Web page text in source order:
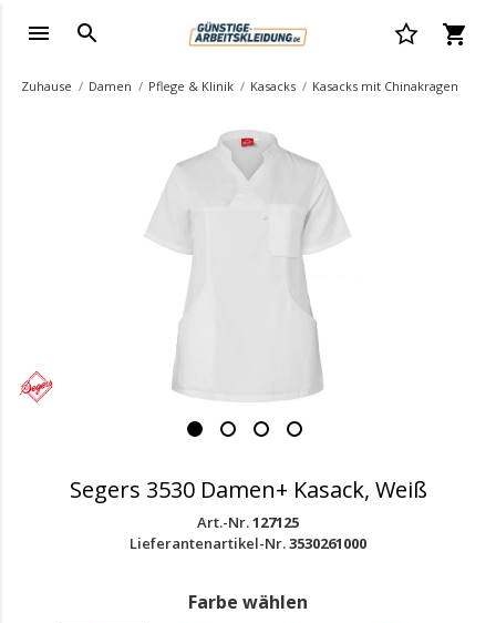
Zuhause Damen Pflege & Klinik Kasacks Kasacks mit Chinakragen
Segers 3530 Damen+ Kasack, Weiß
Art.-Nr.127125
Lieferantenartikel-Nr.3530261000
Farbe wählen